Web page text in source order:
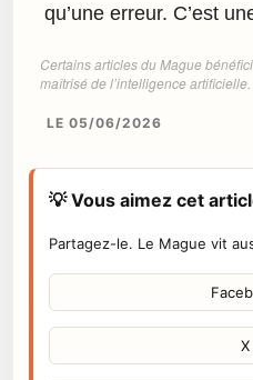
qu’une erreur. C’est
Certains articles du Mague
maîtrisé de l’intelligence artificielle.
LE 05/06/2026
💡 Vous aimez cet
Partagez-le. Le Mague vit
X